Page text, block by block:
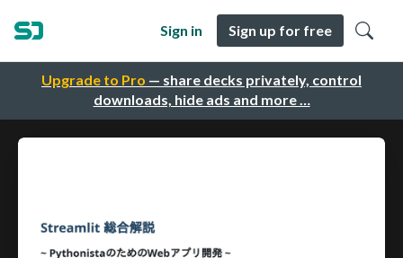
Upgrade to Pro — share decks privately, control
downloads, hide ads and more …
Sign in Sign up for free